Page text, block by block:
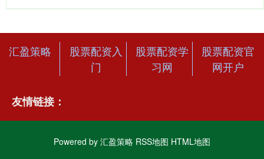
汇盈策略
股票配资入
门
股票配资学
习网
股票配资官
网开户
友情链接：
Powered by 汇盈策略 RSS地图 HTML地图